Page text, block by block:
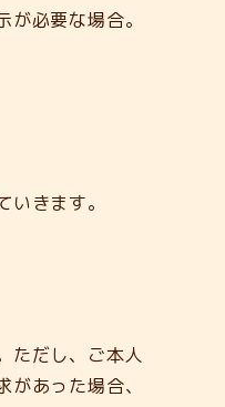
必要な場合。
きます。
ただし、ご本人
あった場合、